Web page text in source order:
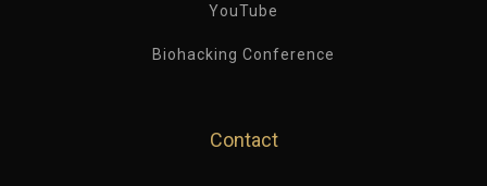
YouTube
Biohacking Conference
Contact